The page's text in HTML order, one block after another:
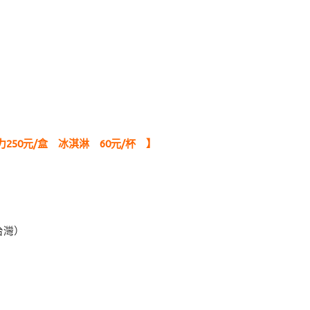
力250元/盒 冰淇淋 60元/杯 】
）